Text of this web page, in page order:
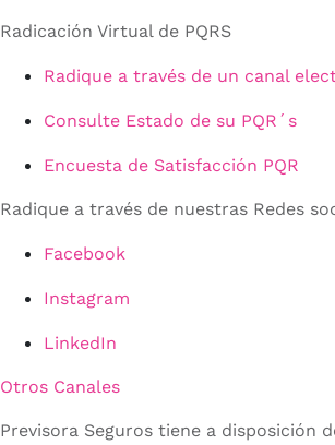
Radicación Virtual de PQRS
Radique a través de un canal
Consulte Estado de su PQR´s
Encuesta de Satisfacción PQR
Radique a través de nuestras Redes
Facebook
Instagram
LinkedIn
Otros Canales
Previsora Seguros tiene a disposición